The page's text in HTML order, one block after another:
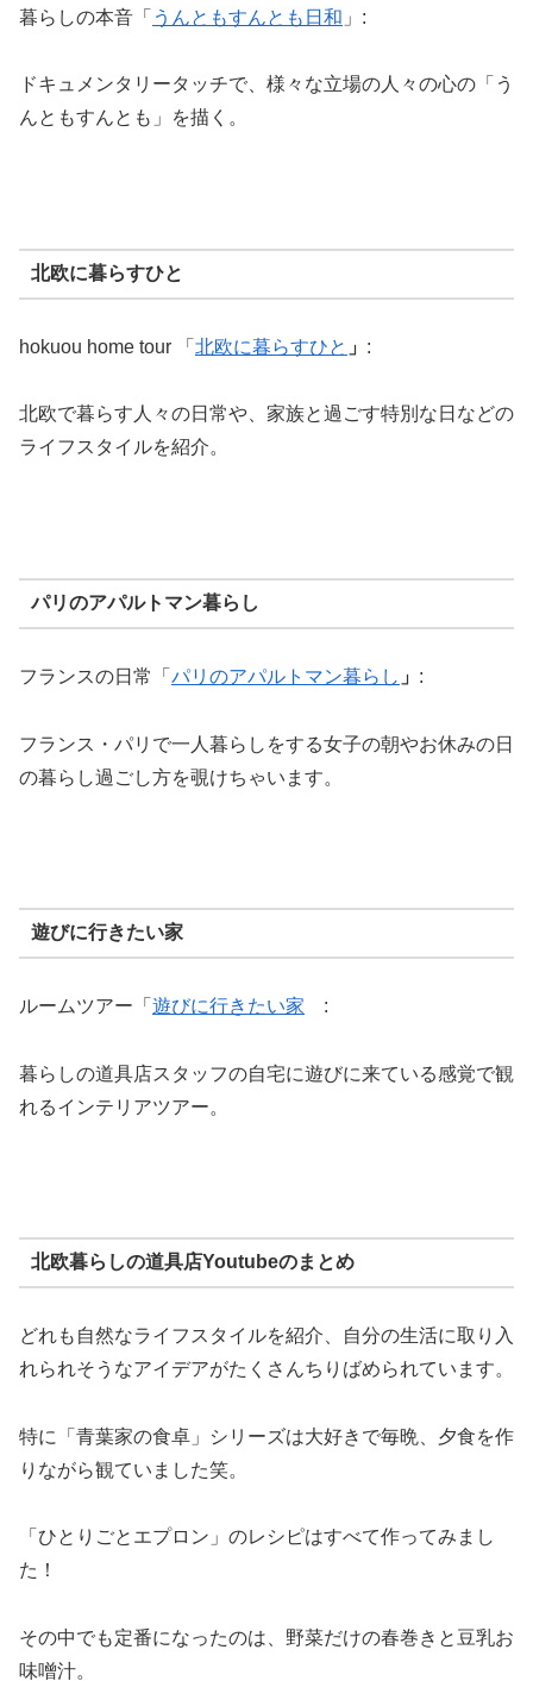
暮らしの本音「 うんともすんとも日和 」:
ドキュメンタリータッチで、様々な立場の人々の心の「う
んともすんとも」を描く。
北欧に暮らすひと
hokuou home tour 「 北欧に暮らすひと 」 :
北欧で暮らす人々の日常や、家族と過ごす特別な日などの
ライフスタイルを紹介。
パリのアパルトマン暮らし
フランスの日常「 パリのアパルトマン暮らし 」 :
フランス・パリで一人暮らしをする女子の朝やお休みの日
の暮らし過ごし方を覗けちゃいます。
遊びに行きたい家
ルームツアー「 遊びに行きたい家 :
暮らしの道具店スタッフの自宅に遊びに来ている感覚で観
れるインテリアツアー。
北欧暮らしの道具店Youtubeのまとめ
どれも自然なライフスタイルを紹介、自分の生活に取り入
れられそうなアイデアがたくさんちりばめられています。
特に「青葉家の食卓」シリーズは大好きで毎晩、夕食を作
りながら観ていました笑。
「ひとりごとエプロン」のレシピはすべて作ってみまし
た！
その中でも定番になったのは、野菜だけの春巻きと豆乳お
味噌汁。